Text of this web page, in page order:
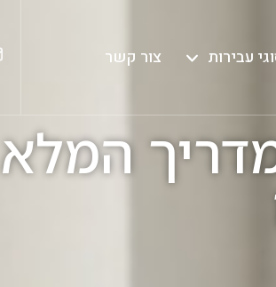
עבירות צור קשר
המלא